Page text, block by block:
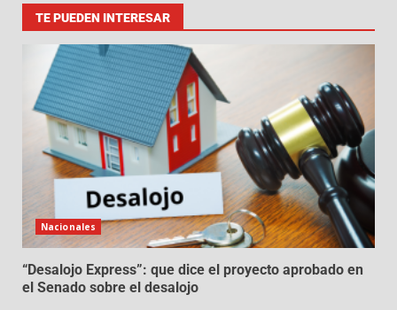
TE PUEDEN INTERESAR
Nacionales
“Desalojo Express”: que dice el proyecto aprobado en
el Senado sobre el desalojo